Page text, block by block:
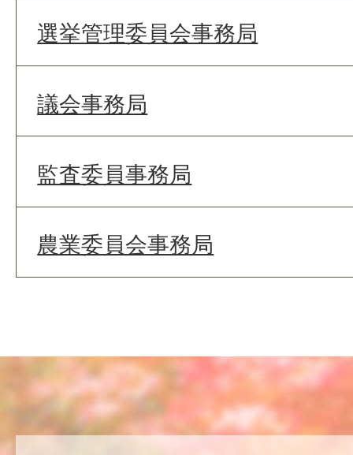
選挙管理委員会事務局
議会事務局
監査委員事務局
農業委員会事務局